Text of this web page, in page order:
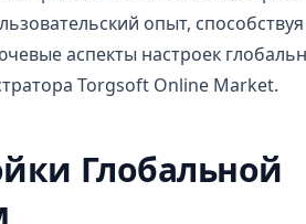
опыт,
аспекты настроек
Torgsoft Online Market.
Глобальной